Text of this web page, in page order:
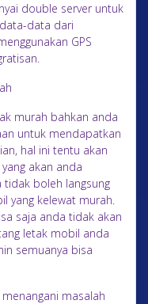
double server untuk
data dari
GPS
murah bahkan anda
untuk mendapatkan
hal ini tentu akan
akan anda
boleh langsung
yang kelewat murah.
saja anda tidak akan
letak mobil anda
semuanya bisa
masalah